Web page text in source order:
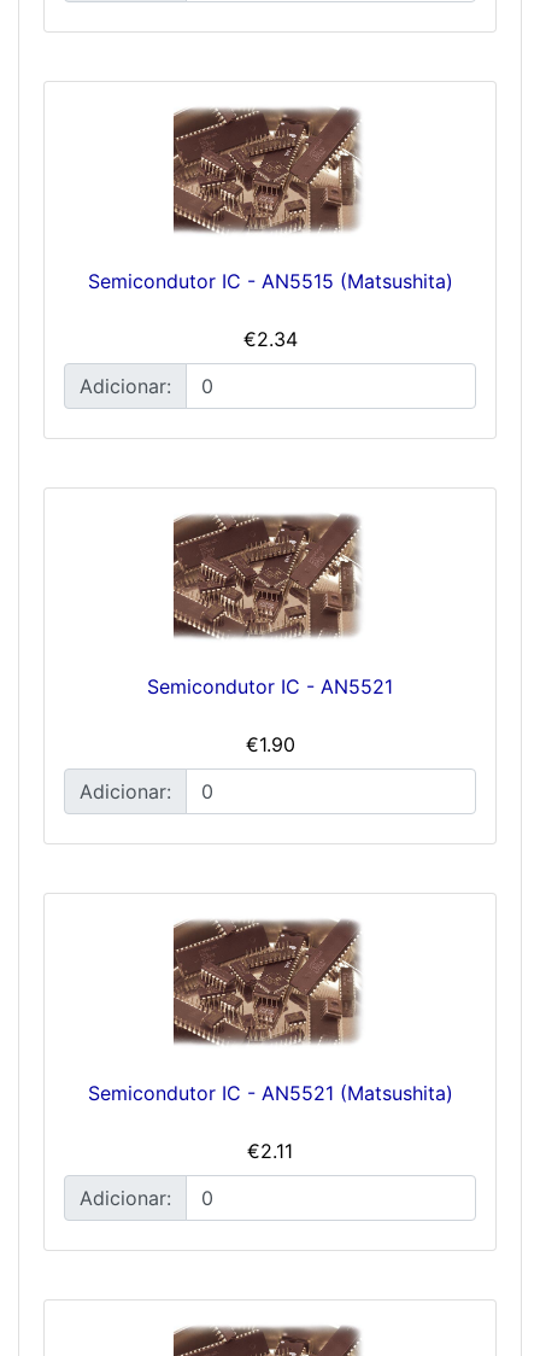
Semicondutor IC - AN5515 (Matsushita)
€2.34
Adicionar:
Semicondutor IC - AN5521
€1.90
Adicionar:
Semicondutor IC - AN5521 (Matsushita)
€2.11
Adicionar: